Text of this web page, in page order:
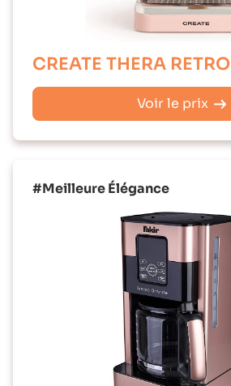
CREATE THERA RETRO
Voir le prix
#Meilleure Élégance